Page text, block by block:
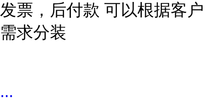
发票，后付款 可以根据客户
需求分装
...